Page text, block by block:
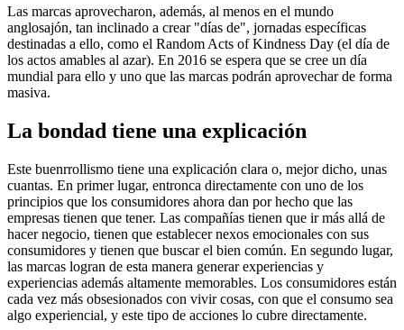
Las marcas aprovecharon, además, al menos en el mundo
anglosajón, tan inclinado a crear "días de", jornadas específicas
destinadas a ello, como el Random Acts of Kindness Day (el día de
los actos amables al azar). En 2016 se espera que se cree un día
mundial para ello y uno que las marcas podrán aprovechar de forma
masiva.
La bondad tiene una explicación
Este buenrrollismo tiene una explicación clara o, mejor dicho, unas
cuantas. En primer lugar, entronca directamente con uno de los
principios que los consumidores ahora dan por hecho que las
empresas tienen que tener. Las compañías tienen que ir más allá de
hacer negocio, tienen que establecer nexos emocionales con sus
consumidores y tienen que buscar el bien común. En segundo lugar,
las marcas logran de esta manera generar experiencias y
experiencias además altamente memorables. Los consumidores están
cada vez más obsesionados con vivir cosas, con que el consumo sea
algo experiencial, y este tipo de acciones lo cubre directamente.